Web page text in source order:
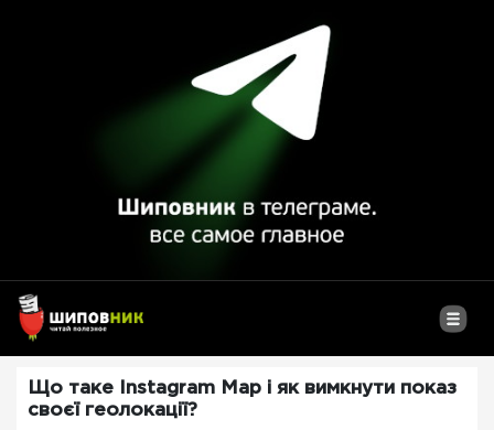
Що таке Instagram Map і як вимкнути показ
своєї геолокації?